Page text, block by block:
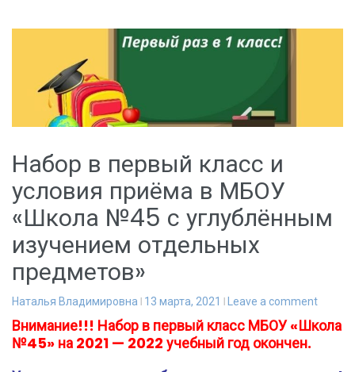
Набор в первый класс и
условия приёма в МБОУ
«Школа №45 с углублённым
изучением отдельных
предметов»
Наталья Владимировна 13 марта, 2021 Leave a comment
Внимание!!! Набор в первый класс МБОУ «Школа
№45» на 2021 — 2022 учебный год окончен.